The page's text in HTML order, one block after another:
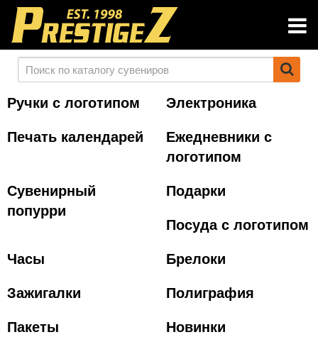
Ручки с логотипом
Электроника
Печать календарей
Ежедневники с
логотипом
Сувенирный
попурри
Подарки
Посуда с логотипом
Часы
Брелоки
Зажигалки
Полиграфия
Пакеты
Новинки